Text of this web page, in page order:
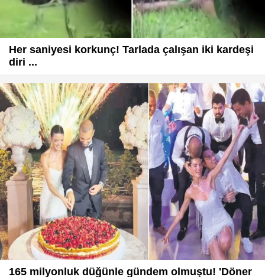
Her saniyesi korkunç! Tarlada çalışan iki kardeşi
diri ...
165 milyonluk düğünle gündem olmuştu! 'Döner